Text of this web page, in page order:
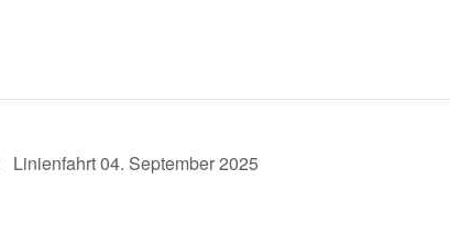
Linienfahrt 04. September 2025